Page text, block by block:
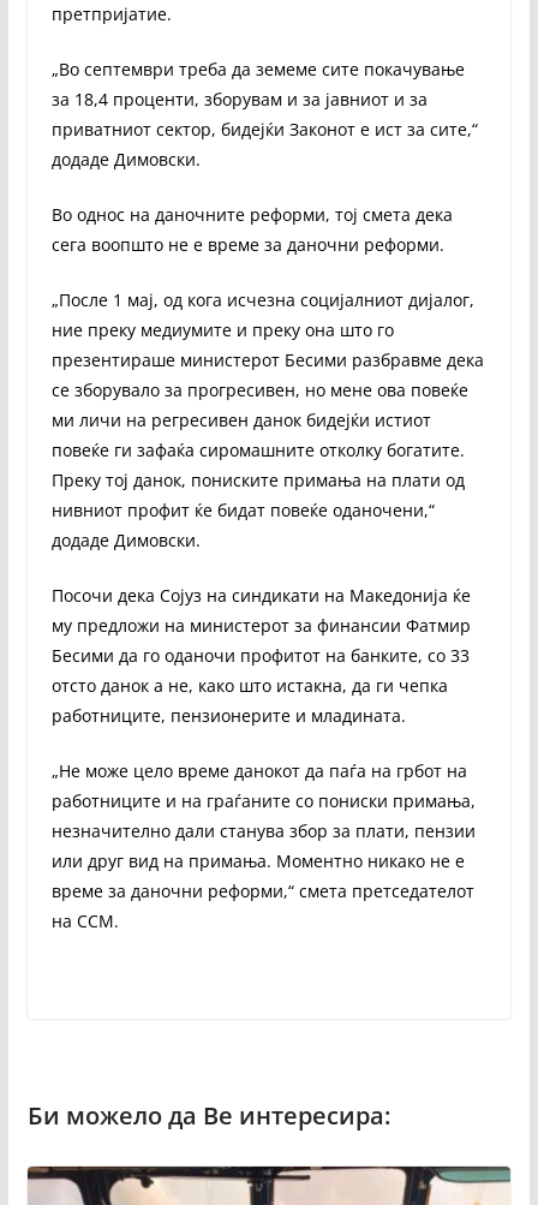
претпријатие.
„Во септември треба да земеме сите покачување
за 18,4 проценти, зборувам и за јавниот и за
приватниот сектор, бидејќи Законот е ист за сите,“
додаде Димовски.
Во однос на даночните реформи, тој смета дека
сега воопшто не е време за даночни реформи.
„После 1 мај, од кога исчезна социјалниот дијалог,
ние преку медиумите и преку она што го
презентираше министерот Бесими разбравме дека
се зборувало за прогресивен, но мене ова повеќе
ми личи на регресивен данок бидејќи истиот
повеќе ги зафаќа сиромашните отколку богатите.
Преку тој данок, пониските примања на плати од
нивниот профит ќе бидат повеќе оданочени,“
додаде Димовски.
Посочи дека Сојуз на синдикати на Македонија ќе
му предложи на министерот за финансии Фатмир
Бесими да го оданочи профитот на банките, со 33
отсто данок а не, како што истакна, да ги чепка
работниците, пензионерите и младината.
„Не може цело време данокот да паѓа на грбот на
работниците и на граѓаните со пониски примања,
незначително дали станува збор за плати, пензии
или друг вид на примања. Моментно никако не е
време за даночни реформи,“ смета претседателот
на ССМ.